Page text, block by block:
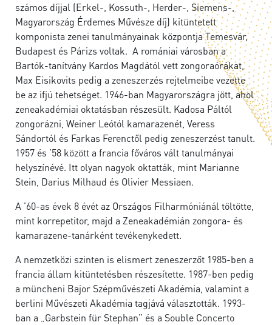
számos díjjal (Erkel-, Kossuth-, Herder-, Siemens-,
Magyarország Érdemes Művésze díj) kitüntetett
komponista zenei tanulmányainak központja Temesvár,
Budapest és Párizs voltak. A romániai városban a
Bartók-tanítvány Kardos Magdától vett zongoraórákat,
Max Eisikovits pedig a zeneszerzés rejtelmeibe vezette
be az ifjú tehetséget. 1946-ban Magyarországra jött, ahol
zeneakadémiai oktatásban részesült. Kadosa Páltól
zongorázni, Weiner Leótól kamarazenét, Veress
Sándortól és Farkas Ferenctől pedig zeneszerzést tanult.
1957 és ’58 között a francia főváros vált tanulmányai
helyszínévé. Itt olyan nagyok oktatták, mint Marianne
Stein, Darius Milhaud és Olivier Messiaen.
A ’60-as évek 8 évét az Országos Filharmóniánál töltötte,
mint korrepetitor, majd a Zeneakadémián zongora- és
kamarazene-tanárként tevékenykedett.
A nemzetközi szinten is elismert zeneszerzőt 1985-ben a
francia állam kitüntetésben részesítette. 1987-ben pedig
a müncheni Bajor Szépművészeti Akadémia, valamint a
berlini Művészeti Akadémia tagjává választották. 1993-
ban a „Garbstein für Stephan” és a Souble Concerto